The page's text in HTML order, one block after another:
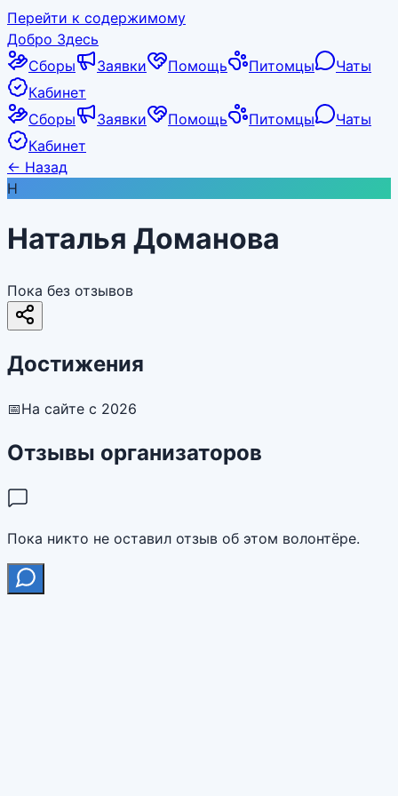
Перейти к содержимому
Добро Здесь
Сборы
Заявки Помощь Питомцы
Чаты
Кабинет
Сборы
Заявки Помощь Питомцы
Чаты
Кабинет
← Назад
Н
Наталья Доманова
Пока без отзывов
Достижения
📅На сайте с 2026
Отзывы организаторов
Пока никто не оставил отзыв об этом волонтёре.